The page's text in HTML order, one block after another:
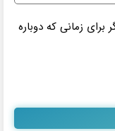
زمانی که دوباره